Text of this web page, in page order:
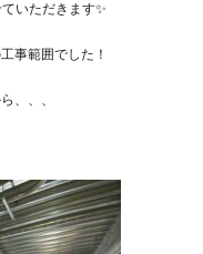
いただきます✨
事範囲でした！
、、、